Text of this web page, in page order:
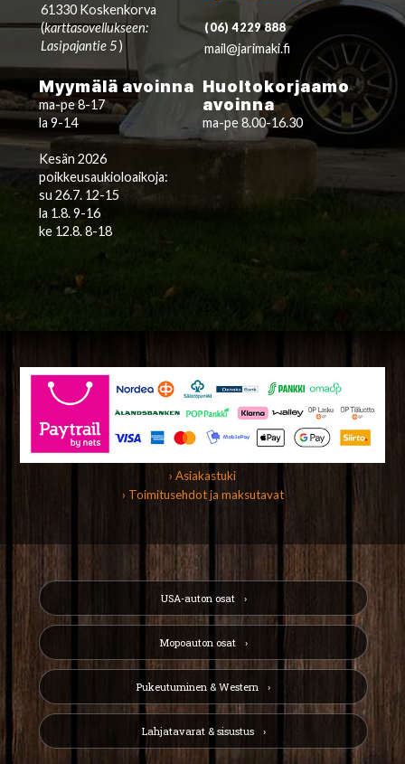
61330 Koskenkorva
(karttasovellukseen:
Lasipajantie 5)
(06) 4229 888
mail@jarimaki.fi
Myymälä avoinna
ma-pe 8-17
la 9-14
Kesän 2026
poikkeusaukioloaikoja:
su 26.7. 12-15
la 1.8. 9-16
ke 12.8. 8-18
Huoltokorjaamo
avoinna
ma-pe 8.00-16.30
› Asiakastuki
› Toimitusehdot ja maksutavat
USA-auton osat
Mopoauton osat
Pukeutuminen & Western
Lahjatavarat & sisustus